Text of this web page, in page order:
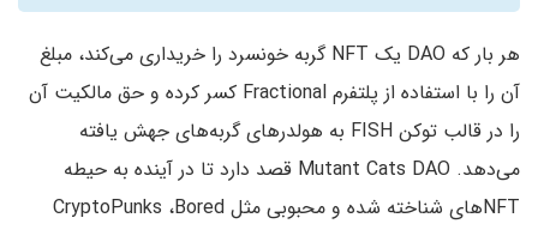
هر بار که DAO یک NFT گربه خونسرد را خریداری می‌کند، مبلغ
آن را با استفاده از پلتفرم Fractional کسر کرده و حق مالکیت آن
را در قالب توکن FISH به هولدرهای گربه‌های جهش یافته
می‌دهد. Mutant Cats DAO قصد دارد تا در آینده به حیطه
NFT‌های شناخته شده و محبوبی مثل CryptoPunks‌ ،Bored